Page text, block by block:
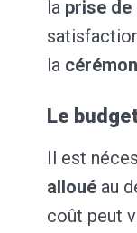
la prise
la
Le
Il est
alloué au
coût peut